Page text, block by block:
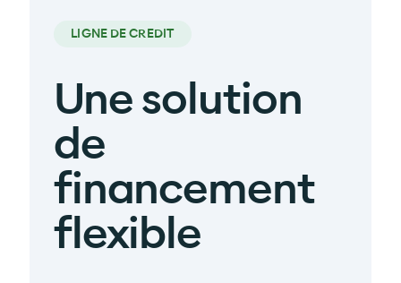
LIGNE DE CREDIT
Une solution
de
financement
flexible